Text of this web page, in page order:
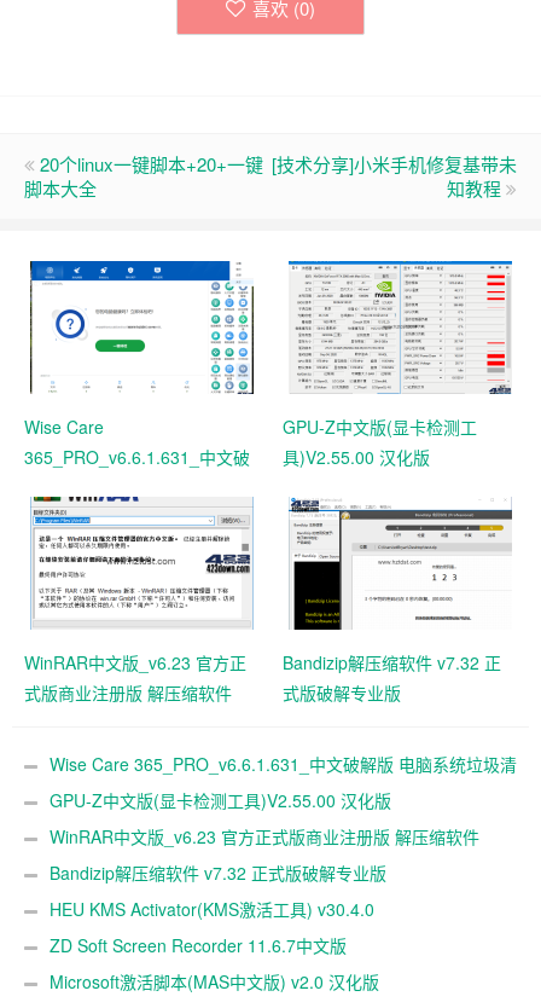
喜欢 (0)
20个linux一键脚本+20+一键
脚本大全
[技术分享]小米手机修复基带未
知教程
Wise Care
365_PRO_v6.6.1.631_中文破
GPU-Z中文版(显卡检测工
具)V2.55.00 汉化版
WinRAR中文版_v6.23 官方正
式版商业注册版 解压缩软件
Bandizip解压缩软件 v7.32 正
式版破解专业版
Wise Care 365_PRO_v6.6.1.631_中文破解版 电脑系统垃圾清
理软件GPU-Z中文版(显卡检测工具)V2.55.00 汉化版
WinRAR中文版_v6.23 官方正式版商业注册版 解压缩软件
Bandizip解压缩软件 v7.32 正式版破解专业版
HEU KMS Activator(KMS激活工具) v30.4.0
ZD Soft Screen Recorder 11.6.7中文版
Microsoft激活脚本(MAS中文版) v2.0 汉化版